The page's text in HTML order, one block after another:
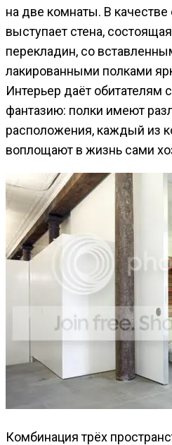
на две комнаты. В качестве
выступает стена,
перекладин, со
лакированными полками
Интерьер даёт обитателям
фантазию: полки имеют
расположения, каждый из
воплощают в жизнь сами
Комбинация трёх